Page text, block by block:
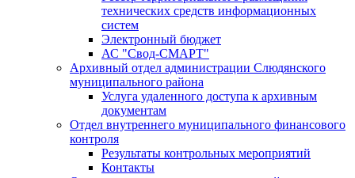
технических средств информационных
систем
Электронный бюджет
АС "Свод-СМАРТ"
Архивный отдел администрации Слюдянского
муниципального района
Услуга удаленного доступа к архивным
документам
Отдел внутреннего муниципального финансового
контроля
Результаты контрольных мероприятий
Контакты